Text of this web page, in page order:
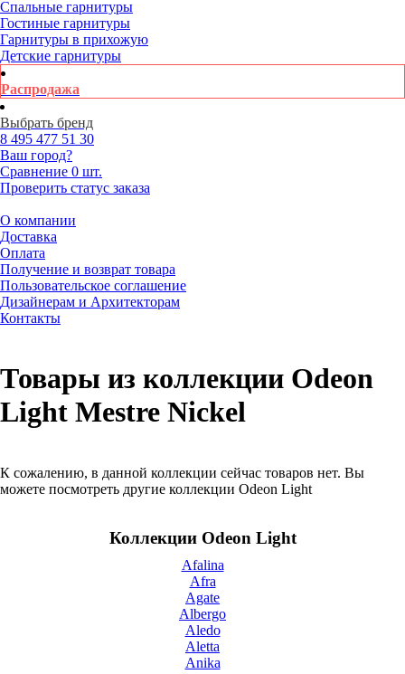
Спальные гарнитуры
Гостиные гарнитуры
Гарнитуры в прихожую
Детские гарнитуры
Распродажа
Выбрать бренд
8 495 477 51 30
Ваш город?
Сравнение 0 шт.
Проверить статус заказа
О компании
Доставка
Оплата
Получение и возврат товара
Пользовательское соглашение
Дизайнерам и Архитекторам
Контакты
Товары из коллекции Odeon
Light Mestre Nickel
К сожалению, в данной коллекции сейчас товаров нет. Вы
можете посмотреть другие коллекции Odeon Light
Коллекции Odeon Light
Afalina
Afra
Agate
Albergo
Aledo
Aletta
Anika